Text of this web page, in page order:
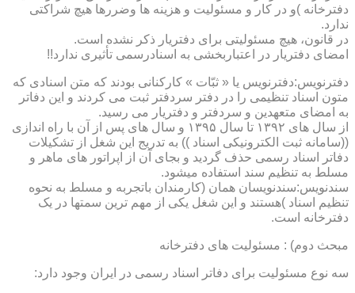
دفترخانه )و در کار و مسئولیت و هزینه ها وضررها هیچ شراکتی
ندارد.
در قانون، هیچ مسئولیتی برای دفتریار ذکر نشده است.
امضای دفتریار در اعتباربخشی به اسنادرسمی تأثیری ندارد!!
دفترنویس:دفترنویس یا « ثبّات » کارکنانی بودند که متن اسنادی که
متون اسناد تنظیمی را در دفتر سردفتر ثبت می کردند و این دفاتر
به امضای متعهدین و سردفتر و دفتریار می رسید.
از سال های ۱۳۹۲ تا سال ۱۳۹۵ و سال های پس از آن با راه اندازی
((سامانه ثبت الکترونیکی اسناد )) به تدریج این شغل از تشکیلات
دفاتر اسناد رسمی حذف گردید و بجای آن از اپراتور های ماهر و
مسلط به تنظیم سند استفاده میشود.
سندنویس:سندنویسان همان (کارمندان باتجربه و مسلط به نحوه
تنظیم اسناد )هستند و این شغل یکی از مهم ترین سمتها در یک
دفترخانه است.
مبحث دوم) : مسئولیت های دفترخانه
سه نوع مسئولیت برای دفاتر اسناد رسمی در ایران وجود دارد: